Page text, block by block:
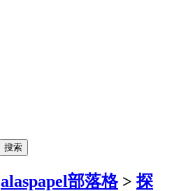
alaspapel部落格> 探